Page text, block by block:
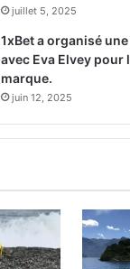
juillet 5, 2025
1xBet a organisé
avec Eva Elvey pour
marque.
juin 12, 2025